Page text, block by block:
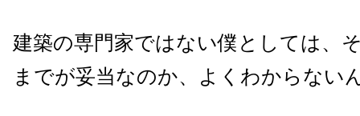
建築の専門家ではない僕としては、
までが妥当なのか、よくわからない